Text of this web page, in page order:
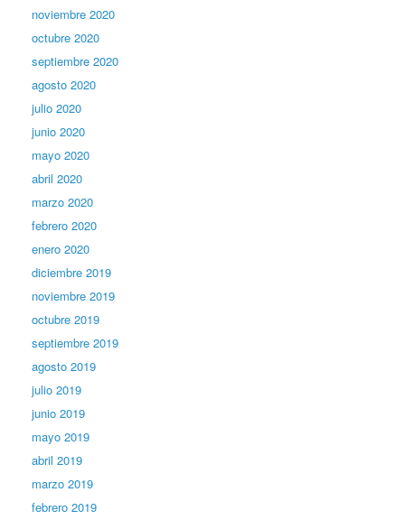
noviembre 2020
octubre 2020
septiembre 2020
agosto 2020
julio 2020
junio 2020
mayo 2020
abril 2020
marzo 2020
febrero 2020
enero 2020
diciembre 2019
noviembre 2019
octubre 2019
septiembre 2019
agosto 2019
julio 2019
junio 2019
mayo 2019
abril 2019
marzo 2019
febrero 2019